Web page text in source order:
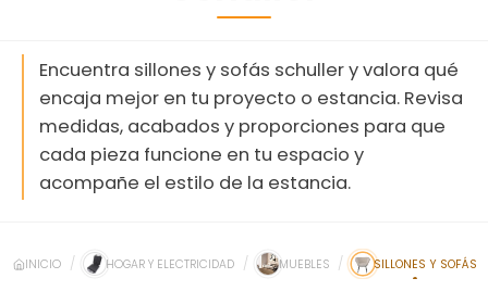
Encuentra sillones y sofás schuller y valora qué
encaja mejor en tu proyecto o estancia. Revisa
medidas, acabados y proporciones para que
cada pieza funcione en tu espacio y
acompañe el estilo de la estancia.
INICIO HOGAR Y ELECTRICIDAD MUEBLES SILLONES Y SOFÁS